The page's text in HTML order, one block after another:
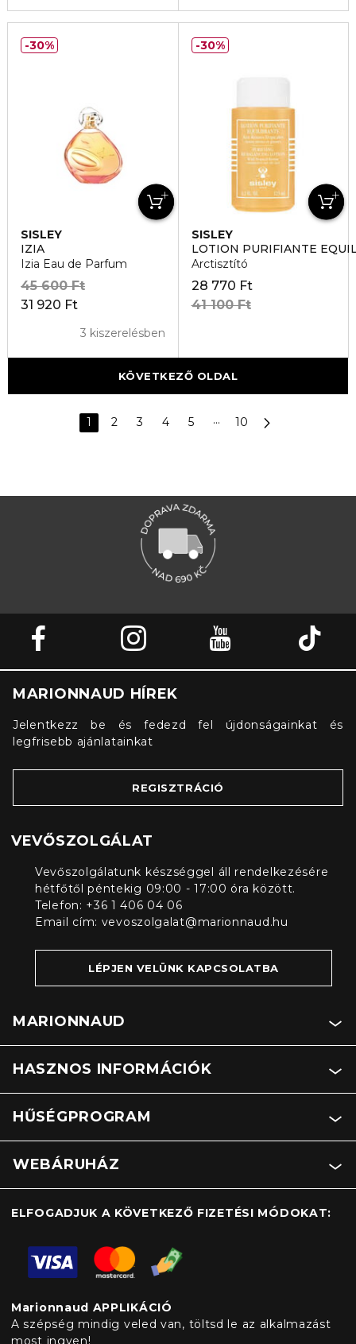
SISLEY
IZIA
Izia Eau de Parfum
31 920 Ft
45 600 Ft
3 kiszerelésben
30%
SISLEY
LOTION PURIFIANTE
Arctisztító
28 770 Ft
41 100 Ft
30%
KÖVETKEZŐ OLDAL
1 2 3 4 5 ··· 10
MARIONNAUD HÍREK
Jelentkezz be és fedezd fel újdonságainkat és
legfrisebb ajánlatainkat
REGISZTRÁCIÓ
VEVŐSZOLGÁLAT
Vevőszolgálatunk készséggel áll rendelkezésére
hétfőtől péntekig 09:00 - 17:00 óra között.
Telefon: +36 1 406 04 06
Email cím: vevoszolgalat@marionnaud.hu
LÉPJEN VELÜNK KAPCSOLATBA
MARIONNAUD
HASZNOS INFORMÁCIÓK
HŰSÉGPROGRAM
WEBÁRUHÁZ
ELFOGADJUK A KÖVETKEZŐ FIZETÉSI MÓDOKAT:
Marionnaud APPLIKÁCIÓ
A szépség mindig veled van, töltsd le az alkalmazást
most ingyen!